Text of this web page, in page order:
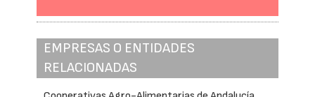
EMPRESAS O ENTIDADES
RELACIONADAS